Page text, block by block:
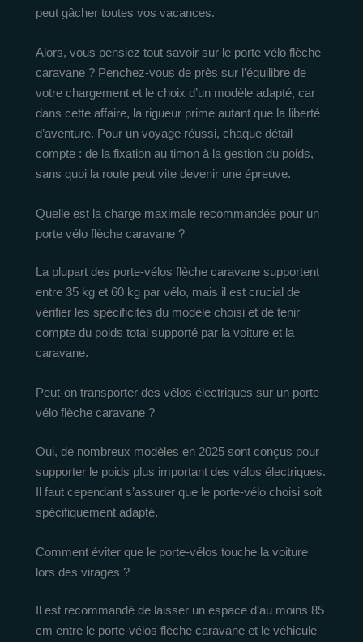
peut gâcher toutes vos vacances.
Alors, vous pensiez tout savoir sur le porte vélo flèche
caravane ? Penchez-vous de près sur l’équilibre de
votre chargement et le choix d’un modèle adapté, car
dans cette affaire, la rigueur prime autant que la liberté
d’aventure. Pour un voyage réussi, chaque détail
compte : de la fixation au timon à la gestion du poids,
sans quoi la route peut vite devenir une épreuve.
Quelle est la charge maximale recommandée pour un
porte vélo flèche caravane ?
La plupart des porte-vélos flèche caravane supportent
entre 35 kg et 60 kg par vélo, mais il est crucial de
vérifier les spécificités du modèle choisi et de tenir
compte du poids total supporté par la voiture et la
caravane.
Peut-on transporter des vélos électriques sur un porte
vélo flèche caravane ?
Oui, de nombreux modèles en 2025 sont conçus pour
supporter le poids plus important des vélos électriques.
Il faut cependant s’assurer que le porte-vélo choisi soit
spécifiquement adapté.
Comment éviter que le porte-vélos touche la voiture
lors des virages ?
Il est recommandé de laisser un espace d’au moins 85
cm entre le porte-vélos flèche caravane et le véhicule